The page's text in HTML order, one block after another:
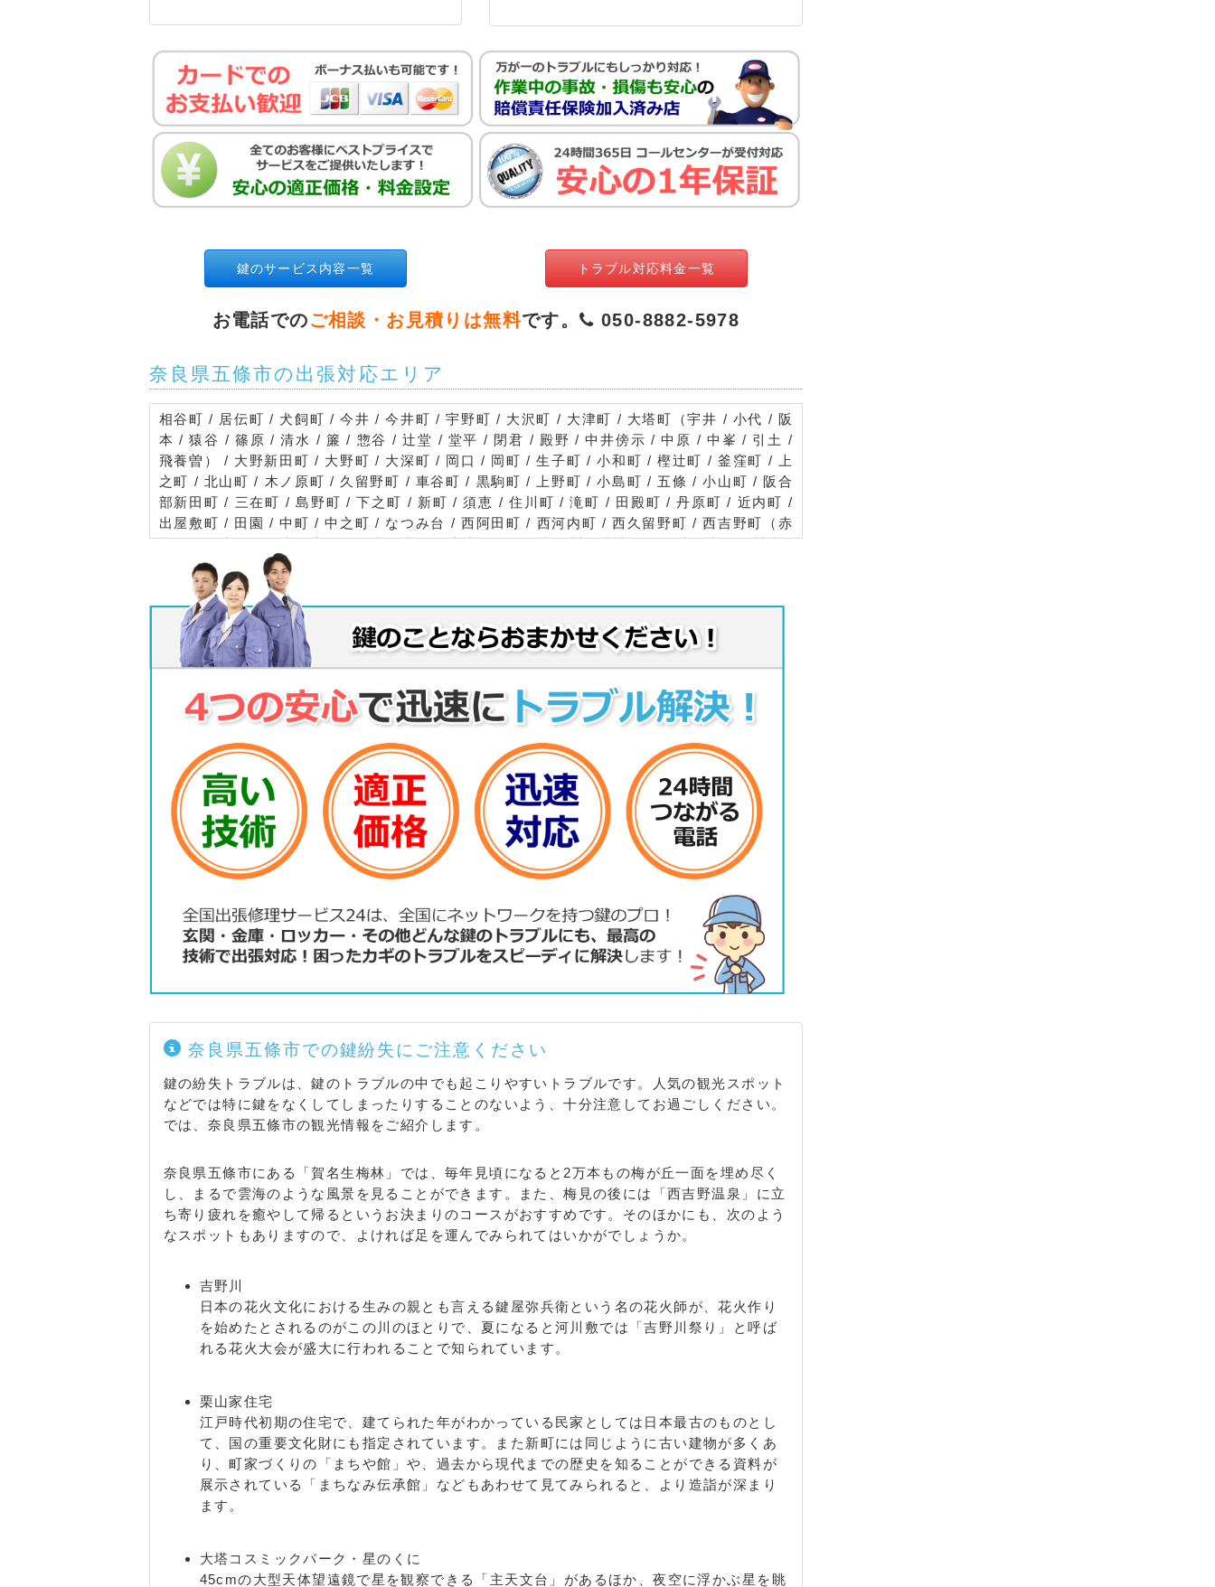
鍵のサービス内容一覧 トラブル対応料金一覧
お電話でのご相談・お見積りは無料です。 050-8882-5978
奈良県五條市の出張対応エリア
相谷町 / 居伝町 / 犬飼町 / 今井 / 今井町 / 宇野町 / 大沢町 / 大津町 / 大塔町（宇井 / 小代 / 阪
本 / 猿谷 / 篠原 / 清水 / 簾 / 惣谷 / 辻堂 / 堂平 / 閉君 / 殿野 / 中井傍示 / 中原 / 中峯 / 引土 /
飛養曽） / 大野新田町 / 大野町 / 大深町 / 岡口 / 岡町 / 生子町 / 小和町 / 樫辻町 / 釜窪町 / 上
之町 / 北山町 / 木ノ原町 / 久留野町 / 車谷町 / 黒駒町 / 上野町 / 小島町 / 五條 / 小山町 / 阪合
部新田町 / 三在町 / 島野町 / 下之町 / 新町 / 須恵 / 住川町 / 滝町 / 田殿町 / 丹原町 / 近内町 /
出屋敷町 / 田園 / 中町 / 中之町 / なつみ台 / 西阿田町 / 西河内町 / 西久留野町 / 西吉野町（赤
松 / 賀名生 / 尼ケ生 / 永谷 / 江出 / 老野 / 大峯 / 奥谷 / 大日川 / 小古田 / 陰地 / 唐戸 / 川岸 /
川股 / 黒淵 / 神野 / 阪巻 / 鹿場 / 城戸 / 勢井 / 滝 / 立川渡 / 津越 / 十日市 / 茄子原 / 西新子 /
西野 / 西日裏 / 桧川迫 / 平雄 / 平沼田 / 北曽木 / 南山 / 向加名生 / 宗川野 / 本谷 / 百谷 / 八ツ
川 / 屋那瀬 / 湯川 / 湯塩 / 夜中 / 和田） / 野原町 / 野原中 / 野原西 / 野原東 / 畑田町 / 八田町 /
原町 / 火打町 / 東阿田町 / 表野町 / 二見 / 本町 / 牧町 / 南阿田町 / 御山町 / 六倉町 / 山陰町 /
山田町 / 湯谷市塚町 / 霊安寺町
奈良県五條市での鍵紛失にご注意ください
鍵の紛失トラブルは、鍵のトラブルの中でも起こりやすいトラブルです。人気の観光スポット
などでは特に鍵をなくしてしまったりすることのないよう、十分注意してお過ごしください。
では、奈良県五條市の観光情報をご紹介します。
奈良県五條市にある「賀名生梅林」では、毎年見頃になると2万本もの梅が丘一面を埋め尽く
し、まるで雲海のような風景を見ることができます。また、梅見の後には「西吉野温泉」に立
ち寄り疲れを癒やして帰るというお決まりのコースがおすすめです。そのほかにも、次のよう
なスポットもありますので、よければ足を運んでみられてはいかがでしょうか。
吉野川
日本の花火文化における生みの親とも言える鍵屋弥兵衛という名の花火師が、花火作り
を始めたとされるのがこの川のほとりで、夏になると河川敷では「吉野川祭り」と呼ば
れる花火大会が盛大に行われることで知られています。
栗山家住宅
江戸時代初期の住宅で、建てられた年がわかっている民家としては日本最古のものとし
て、国の重要文化財にも指定されています。また新町には同じように古い建物が多くあ
り、町家づくりの「まちや館」や、過去から現代までの歴史を知ることができる資料が
展示されている「まちなみ伝承館」などもあわせて見てみられると、より造詣が深まり
ます。
大塔コスミックパーク・星のくに
45cmの大型天体望遠鏡で星を観察できる「主天文台」があるほか、夜空に浮かぶ星を眺